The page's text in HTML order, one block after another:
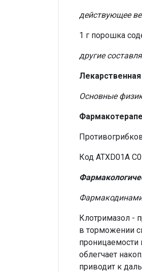
действующее
1 г порошка
другие
Основные
Код АТХD01А
Клотримазол -
в торможении
проницаемости
облегчает
приводит к